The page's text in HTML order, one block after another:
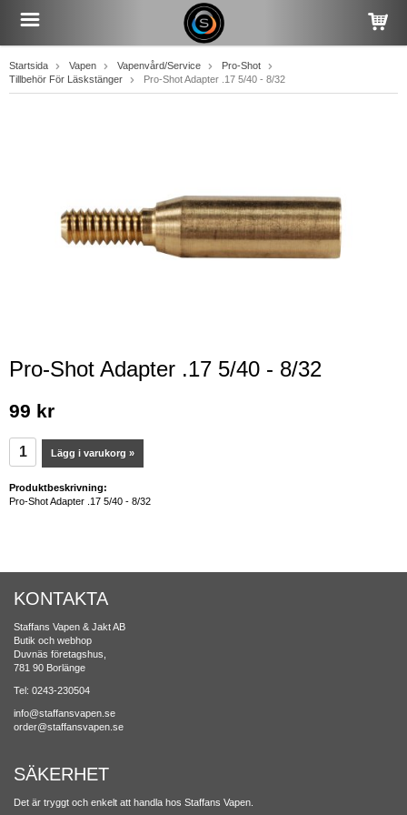
Startsida Vapen Vapenvård/Service
Pro-Shot
Tillbehör För Läskstänger
Pro-Shot Adapter .17 5/40 - 8/32
Pro-Shot Adapter .17 5/40 - 8/32
99 kr
Lägg i varukorg »
Produktbeskrivning:
Pro-Shot Adapter .17 5/40 - 8/32
KONTAKTA
Staffans Vapen & Jakt AB
Butik och webhop
Duvnäs företagshus,
781 90 Borlänge
Tel: 0243-230504
info@staffansvapen.se
order@staffansvapen.se
SÄKERHET
Det är tryggt och enkelt att handla hos Staffans Vapen.